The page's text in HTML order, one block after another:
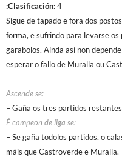
:Clasificación:4
Sigue de tapado e fora dos
forma, e sufrindo para levarse
garabolos. Aínda así non
esperar o fallo de Muralla ou
Ascende se:
– Gaña os tres partidos
É campeon de liga se:
– Se gaña todolos partidos, o
máis que Castroverde e Muralla.